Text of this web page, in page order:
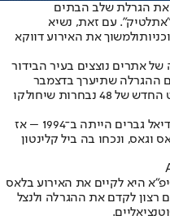
את הגרלת שלב הבתים
עם זאת, נשיא
ולמשוך את האירוע דווקא
אתרים נוצצים בעיר הבידור
ההגרלה שתיערך בדצמבר
הקרוב. זו תהיה הגרלה ראשונה בפורמט החדש של 48 נבחרות שיחולקו
הפעם האחרונה שבה ארה"ב אירחה מונדיאל גברים הייתה ב־1994 – אז
ונכחו בה ביל קלינטון
היא לקיים את האירוע בלאס
רצון לקדם את ההגרלה ולנצל